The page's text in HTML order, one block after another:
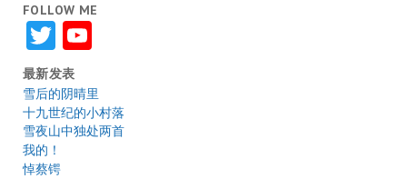
FOLLOW ME
TwitterYouTube
最新发表
雪后的阴晴里
十九世纪的小村落
雪夜山中独处两首
我的！
悼蔡锷